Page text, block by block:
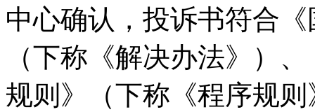
中心确认，投诉书符合
（下称《解决办法》）
规则》（下称《程序规